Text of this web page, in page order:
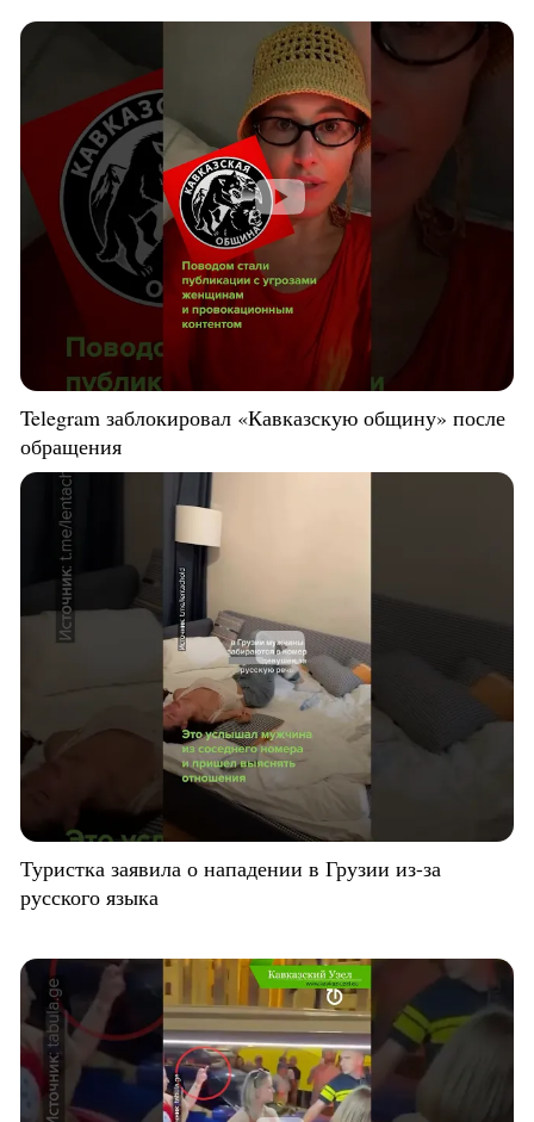
Telegram заблокировал «Кавказскую общину» после
обращения
Туристка заявила о нападении в Грузии из-за
русского языка